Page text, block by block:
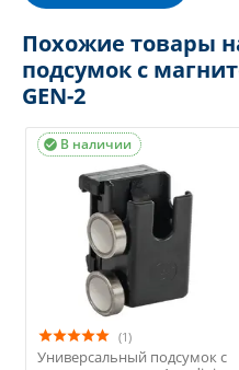
Похожие товары
подсумок с
GEN-2
В наличии

(1)
Универсальный подсумок с